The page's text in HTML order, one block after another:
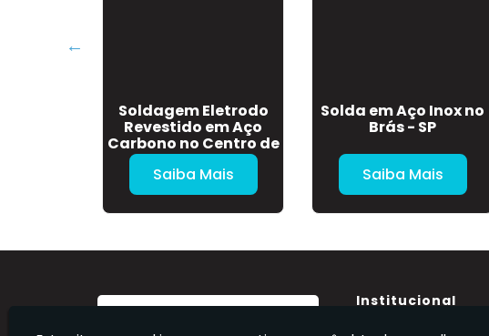
Soldagem Eletrodo
Revestido em Aço
Carbono no Centro de
SP - SP
Saiba Mais
Solda em Aço Inox no
Brás - SP
Saiba Mais
Institucional